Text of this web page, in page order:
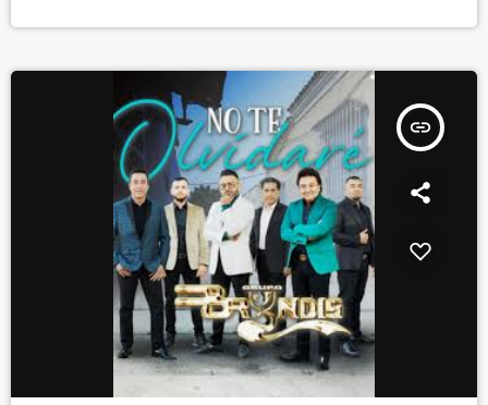
insert_link